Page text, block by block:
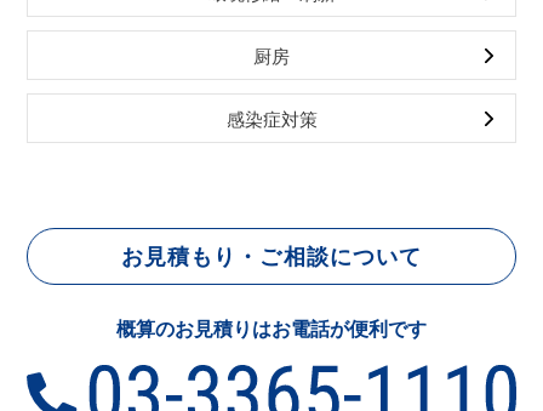
厨房
感染症対策
お見積もり・ご相談について
概算のお見積りはお電話が便利です